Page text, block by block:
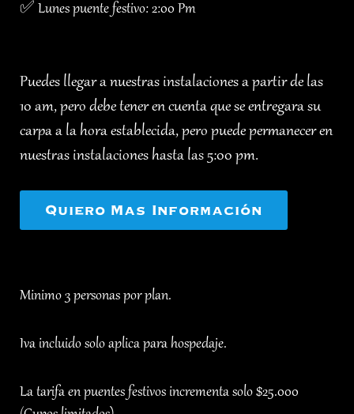
✅ Lunes puente festivo: 2:00 Pm
Puedes llegar a nuestras instalaciones a partir de las
10 am, pero debe tener en cuenta que se entregara su
carpa a la hora establecida, pero puede permanecer en
nuestras instalaciones hasta las 5:00 pm.
Quiero Mas Información
Minimo 3 personas por plan.
Iva incluido solo aplica para hospedaje.
La tarifa en puentes festivos incrementa solo $25.000